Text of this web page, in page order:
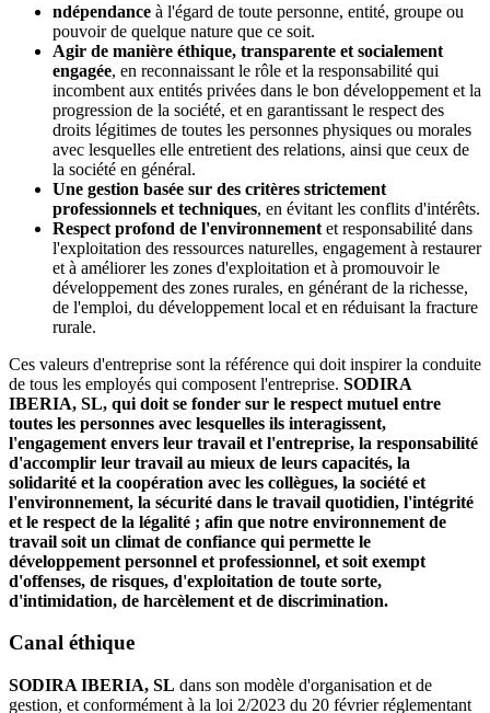
ndépendance à l'égard de toute personne, entité, groupe ou
pouvoir de quelque nature que ce soit.
Agir de manière éthique, transparente et socialement
engagée, en reconnaissant le rôle et la responsabilité qui
incombent aux entités privées dans le bon développement et la
progression de la société, et en garantissant le respect des
droits légitimes de toutes les personnes physiques ou morales
avec lesquelles elle entretient des relations, ainsi que ceux de
la société en général.
Une gestion basée sur des critères strictement
professionnels et techniques, en évitant les conflits d'intérêts.
Respect profond de l'environnement et responsabilité dans
l'exploitation des ressources naturelles, engagement à restaurer
et à améliorer les zones d'exploitation et à promouvoir le
développement des zones rurales, en générant de la richesse,
de l'emploi, du développement local et en réduisant la fracture
rurale.
Ces valeurs d'entreprise sont la référence qui doit inspirer la conduite
de tous les employés qui composent l'entreprise. SODIRA
IBERIA, SL, qui doit se fonder sur le respect mutuel entre
toutes les personnes avec lesquelles ils interagissent,
l'engagement envers leur travail et l'entreprise, la responsabilité
d'accomplir leur travail au mieux de leurs capacités, la
solidarité et la coopération avec les collègues, la société et
l'environnement, la sécurité dans le travail quotidien, l'intégrité
et le respect de la légalité ; afin que notre environnement de
travail soit un climat de confiance qui permette le
développement personnel et professionnel, et soit exempt
d'offenses, de risques, d'exploitation de toute sorte,
d'intimidation, de harcèlement et de discrimination.
Canal éthique
SODIRA IBERIA, SL dans son modèle d'organisation et de
gestion, et conformément à la loi 2/2023 du 20 février réglementant